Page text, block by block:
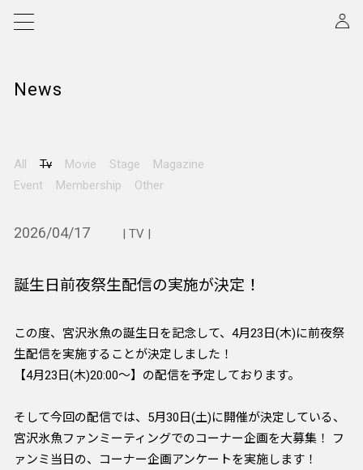
News
All Tv Movie Stage
Magazine
Event
Membership Other
2026/04/17 | TV |
誕生日前夜祭生配信の実施が決定！
この度、宮沢氷魚の誕生日を記念して、4月23日(木)に前夜祭
生配信を実施することが決定しました！
【4月23日(木)20:00～】の配信を予定しております。
そして今回の配信では、5月30日(土)に開催が決定している、
宮沢氷魚ファンミーティングでのコーナー企画を大募集！ フ
ァンミ当日の、コーナー企画アンケートを実施します！